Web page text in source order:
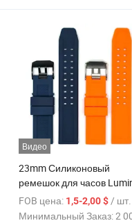
Видео
23mm Силиконовый
ремешок для часов
и военных часов, премиум
заменяемый ремень с
FOB цена: 1,5-2,00 $ / шт.
Минимальный Заказ:2 000